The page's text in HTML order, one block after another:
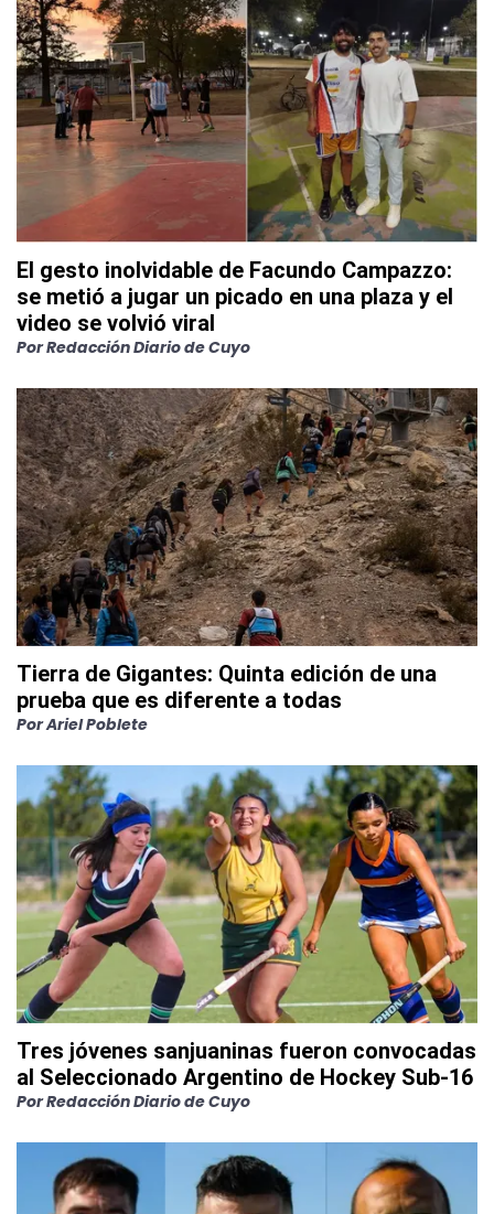
El gesto inolvidable de Facundo Campazzo:
se metió a jugar un picado en una plaza y el
video se volvió viral
PorRedacción Diario de Cuyo
Tierra de Gigantes: Quinta edición de una
prueba que es diferente a todas
PorAriel Poblete
Tres jóvenes sanjuaninas fueron convocadas
al Seleccionado Argentino de Hockey Sub-16
PorRedacción Diario de Cuyo